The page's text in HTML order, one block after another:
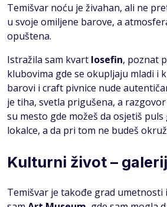
Temišvar noću je živahan, ali ne
u svoje omiljene barove, a
opuštena.
Istražila sam kvart Iosefin, poznat
klubovima gde se okupljaju mladi i
barovi i craft pivnice nude
je tiha, svetla prigušena, a
su mesto gde možeš da osjetiš
lokalce, a da pri tom ne budeš
Kulturni život –
Temišvar je takođe grad umetnosti